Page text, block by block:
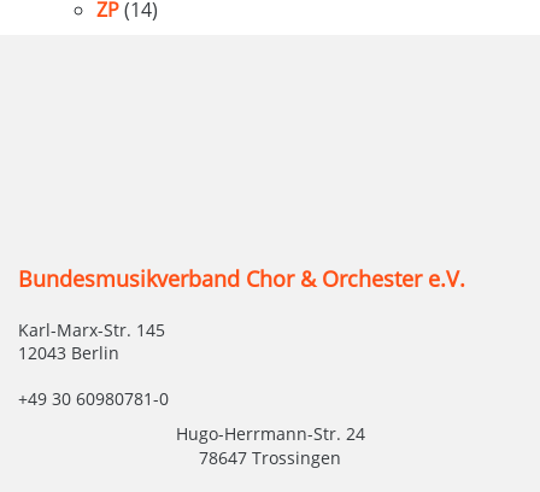
ZP(14)
Bundesmusikverband Chor & Orchester e.V.
Karl-Marx-Str. 145
12043 Berlin
+49 30 60980781-0
Hugo-Herrmann-Str. 24
78647 Trossingen